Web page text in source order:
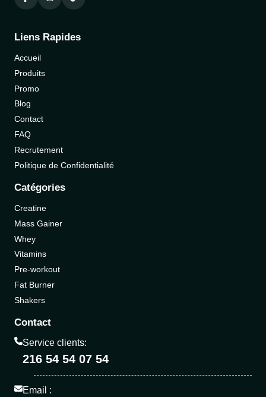
Liens Rapides
Accueil
Produits
Promo
Blog
Contact
FAQ
Recrutement
Politique de Confidentialité
Catégories
Creatine
Mass Gainer
Whey
Vitamins
Pre-workout
Fat Burner
Shakers
Contact
Service clients:
216 54 54 07 54
Email :